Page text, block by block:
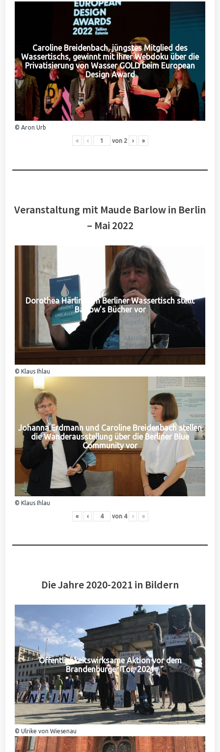
Caroline Breidenbach, jüngstes Mitglied des
Wassertischs, gewinnt mit Ihrer Webdoku über die
Privatisierung von Wasser GOLD beim European
Design Award
© Aron Urb
« ‹ von 2 › »
Veranstaltung mit Maude Barlow in Berlin
– Mai 2022
Dorothea Härlin vom Berliner Wassertisch stellt
Barlow's Bücher vor
© Klaus Ihlau
Johanna Erdmann und Caroline Breidenbach stellen
die Wanderausstellung über die Berliner Blue
Community vor
© Klaus Ihlau
« ‹ von 4 › »
Die Jahre 2020-2021 in Bildern
Öffentlichkeitswirksame Aktion vor dem
Brandenburger Tor, 2021
© Ulrike von Wiesenau